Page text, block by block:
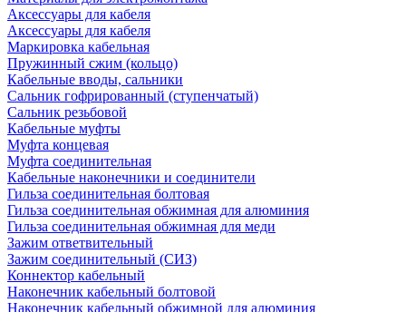
Аксессуары для кабеля
Аксессуары для кабеля
Маркировка кабельная
Пружинный сжим (кольцо)
Кабельные вводы, сальники
Сальник гофрированный (ступенчатый)
Сальник резьбовой
Кабельные муфты
Муфта концевая
Муфта соединительная
Кабельные наконечники и соединители
Гильза соединительная болтовая
Гильза соединительная обжимная для алюминия
Гильза соединительная обжимная для меди
Зажим ответвительный
Зажим соединительный (СИЗ)
Коннектор кабельный
Наконечник кабельный болтовой
Наконечник кабельный обжимной для алюминия